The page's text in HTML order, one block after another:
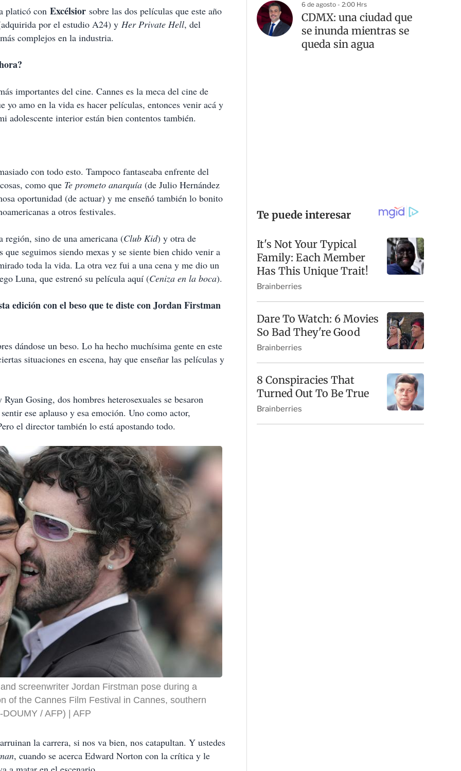
platicó con Excélsior sobre las dos películas que este año
por el estudio A24) y Her Private Hell, del
complejos en la industria.
importantes del cine. Cannes es la meca del cine de
yo amo en la vida es hacer películas, entonces venir acá y
adolescente interior están bien contentos también.
con todo esto. Tampoco fantaseaba enfrente del
como que Te prometo anarquía (de Julio Hernández
oportunidad (de actuar) y me enseñó también lo bonito
a otros festivales.
región, sino de una americana (Club Kid) y otra de
seguimos siendo mexas y se siente bien chido venir a
toda la vida. La otra vez fui a una cena y me dio un
Luna, que estrenó su película aquí (Ceniza en la boca).
edición con el beso que te diste con Jordan Firstman
dándose un beso. Lo ha hecho muchísima gente en este
situaciones en escena, hay que enseñar las películas y
Gosing, dos hombres heterosexuales se besaron
ese aplauso y esa emoción. Uno como actor,
el director también lo está apostando todo.
screenwriter Jordan Firstman pose during a
of the Cannes Film Festival in Cannes, southern
/ AFP)
AFP
la carrera, si nos va bien, nos catapultan. Y ustedes
, cuando se acerca Edward Norton con la crítica y le
6 de agosto - 2:00 Hrs
CDMX: una ciudad que
se inunda mientras se
queda sin agua